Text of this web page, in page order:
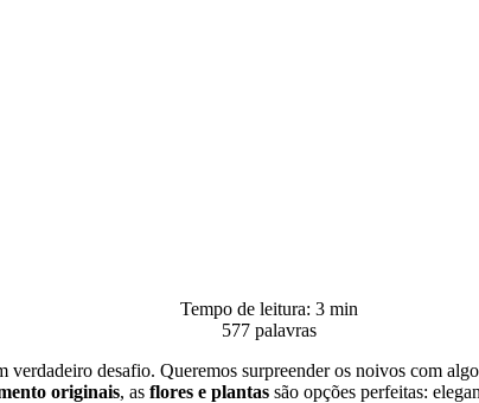
Tempo de leitura: 3 min
577 palavras
verdadeiro desafio. Queremos surpreender os noivos com
originais, as flores e plantas são opções perfeitas: